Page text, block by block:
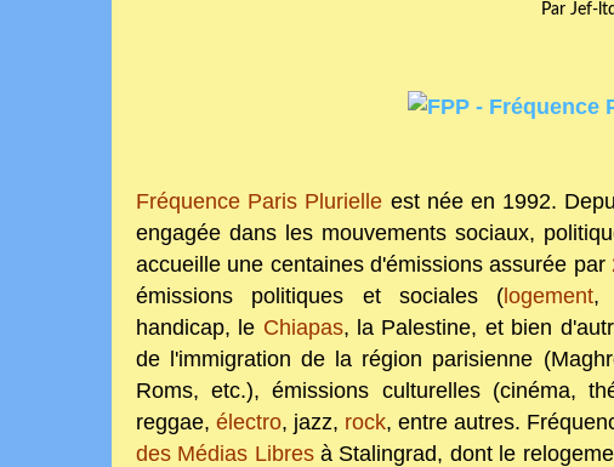
Par Jef-ltd
Fréquence Paris Plurielle est née en 1992.
engagée dans les mouvements sociaux,
accueille une centaines d'émissions assurée par
émissions politiques et sociales (logement,
handicap, le Chiapas, la Palestine, et bien
de l'immigration de la région parisienne
Roms, etc.), émissions culturelles (cinéma,
reggae, électro, jazz, rock, entre autres.
des Médias Libresà Stalingrad, dont le